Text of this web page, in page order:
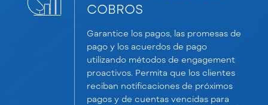
COBROS
Garantice los pagos, las promesas de
pago y los acuerdos de pago
utilizando métodos de engagement
proactivos. Permita que los clientes
reciban notificaciones de próximos
pagos y de cuentas vencidas para